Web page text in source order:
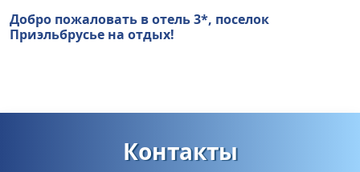
Добро пожаловать в отель 3*, поселок
Приэльбрусье на отдых!
Контакты